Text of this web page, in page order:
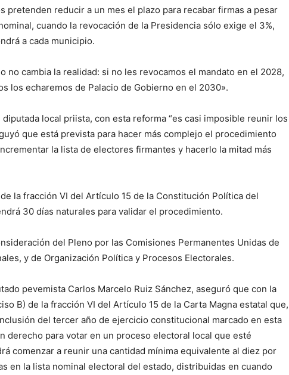
pretenden reducir a un mes el plazo para recabar firmas a pesar
cuando la revocación de la Presidencia sólo exige el 3%,
a cada municipio.
no cambia la realidad: si no les revocamos el mandato en el 2028,
los echaremos de Palacio de Gobierno en el 2030».
diputada local priista, con esta reforma “es casi imposible reunir los
que está prevista para hacer más complejo el procedimiento
la lista de electores firmantes y hacerlo la mitad más
la fracción VI del Artículo 15 de la Constitución Política del
30 días naturales para validar el procedimiento.
del Pleno por las Comisiones Permanentes Unidas de
y de Organización Política y Procesos Electorales.
pevemista Carlos Marcelo Ruiz Sánchez, aseguró que con la
B) de la fracción VI del Artículo 15 de la Carta Magna estatal que,
del tercer año de ejercicio constitucional marcado en esta
derecho para votar en un proceso electoral local que esté
comenzar a reunir una cantidad mínima equivalente al diez por
en la lista nominal electoral del estado, distribuidas en cuando